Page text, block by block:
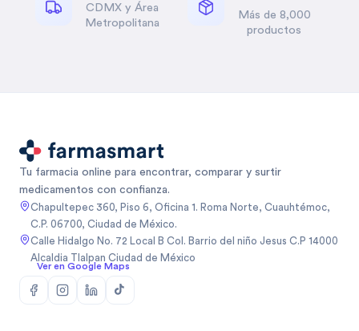
CDMX y Área
Metropolitana
Más de 8,000
productos
Tu farmacia online para encontrar, comparar y surtir
medicamentos con confianza.
Chapultepec 360, Piso 6, Oficina 1. Roma Norte, Cuauhtémoc,
C.P. 06700, Ciudad de México.
Calle Hidalgo No. 72 Local B Col. Barrio del niño Jesus C.P 14000
Alcaldia Tlalpan Ciudad de México
Ver en Google Maps